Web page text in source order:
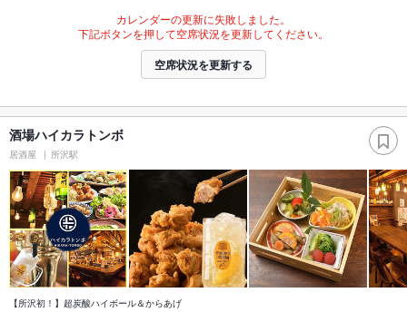
カレンダーの更新に失敗しました。
下記ボタンを押して空席状況を更新してください。
空席状況を更新する
酒場ハイカラトンボ
居酒屋 所沢駅
【所沢初！】超炭酸ハイボール＆からあげ